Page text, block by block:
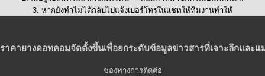
3. หากยังทำไมได้กลับไปแจ้งเบอร์โทรในแชทให้ทีมงานทำให้
ราคายางดอทคอมจัดตั้งขึ้นเพื่อยกระดับข้อมูลข่าวสารที่เจาะลึกและ
ช่องทางการติดต่อ